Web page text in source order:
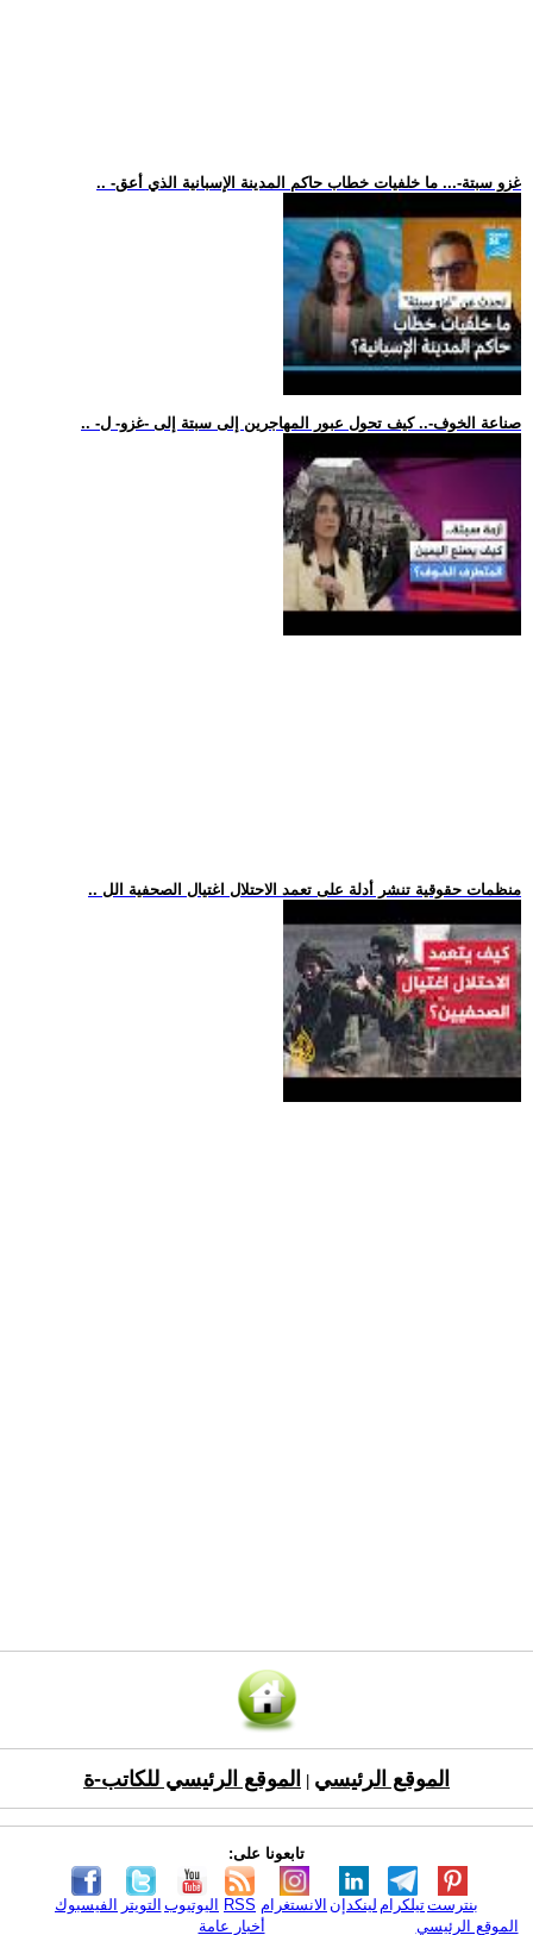
.. -غزو سبتة-... ما خلفيات خطاب حاكم المدينة الإسبانية الذي أعق
.. -صناعة الخوف-.. كيف تحول عبور المهاجرين إلى سبتة إلى -غزو- ل
.. منظمات حقوقية تنشر أدلة على تعمد الاحتلال اغتيال الصحفية الل
الموقع الرئيسي الموقع الرئيسي للكاتب-ة
تابعونا على:
الفيسبوك التويتر اليوتيوب RSS الانستغرام لينكدإن تيلكرامبنترست
الموقع الرئيسي
أخبار عامة